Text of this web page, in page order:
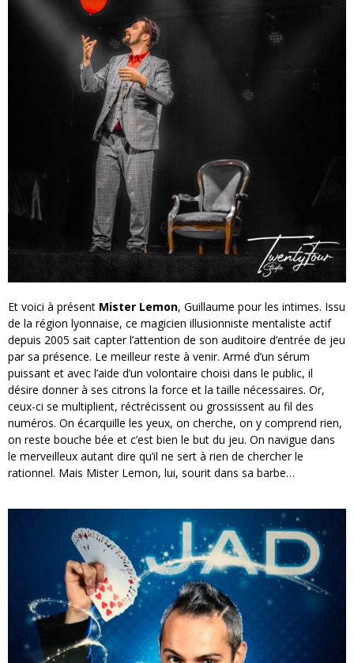
Et voici à présent Mister Lemon, Guillaume pour les intimes. Issu
de la région lyonnaise, ce magicien illusionniste mentaliste actif
depuis 2005 sait capter l’attention de son auditoire d’entrée de jeu
par sa présence. Le meilleur reste à venir. Armé d’un sérum
puissant et avec l’aide d’un volontaire choisi dans le public, il
désire donner à ses citrons la force et la taille nécessaires. Or,
ceux-ci se multiplient, réctrécissent ou grossissent au fil des
numéros. On écarquille les yeux, on cherche, on y comprend rien,
on reste bouche bée et c’est bien le but du jeu. On navigue dans
le merveilleux autant dire qu’il ne sert à rien de chercher le
rationnel. Mais Mister Lemon, lui, sourit dans sa barbe…